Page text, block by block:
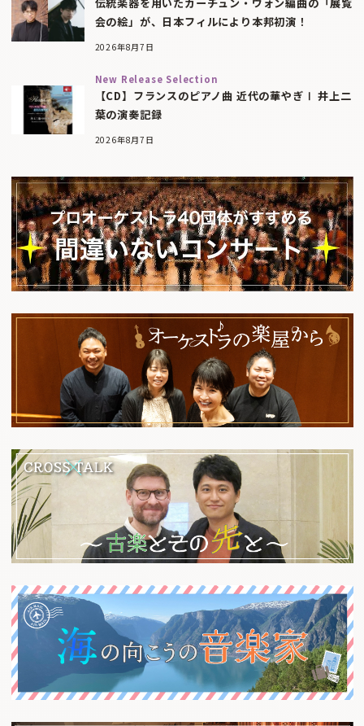
会の絵」が、日本フィルにより本邦初演！
2026年8月7日
New Release Selection
【CD】フランスのピアノ曲 近代の華やぎⅠ 井上二
葉の演奏記録
2026年8月7日